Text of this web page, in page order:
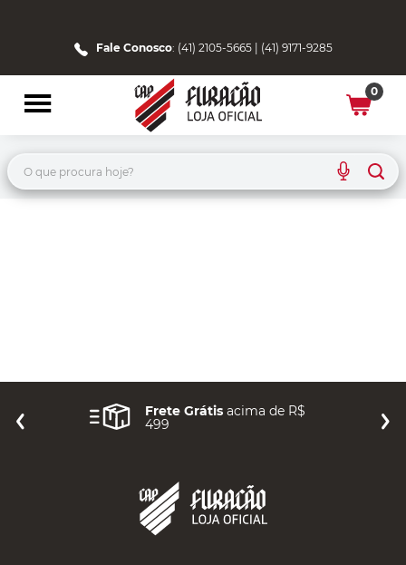
Fale Conosco: (41) 2105-5665 | (41) 9171-9285
0
O que procura hoje?
Frete Grátis acima de R$
499